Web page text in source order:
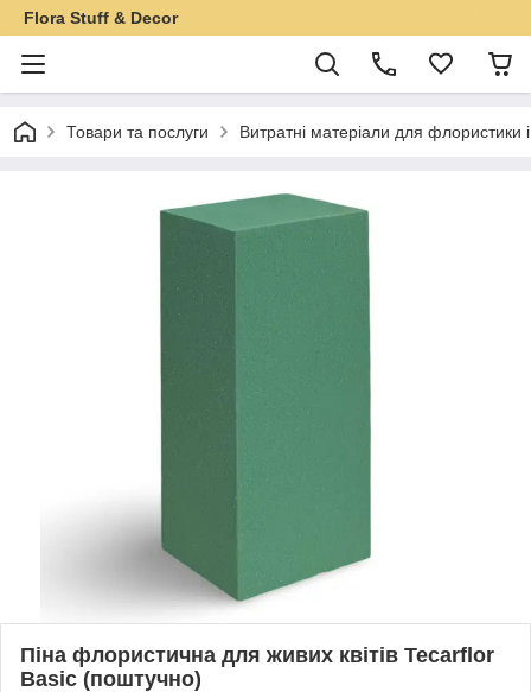
Flora Stuff & Decor
Товари та послуги Витратні матеріали для флористики
Піна флористична для живих квітів Tecarflor
Basic (поштучно)